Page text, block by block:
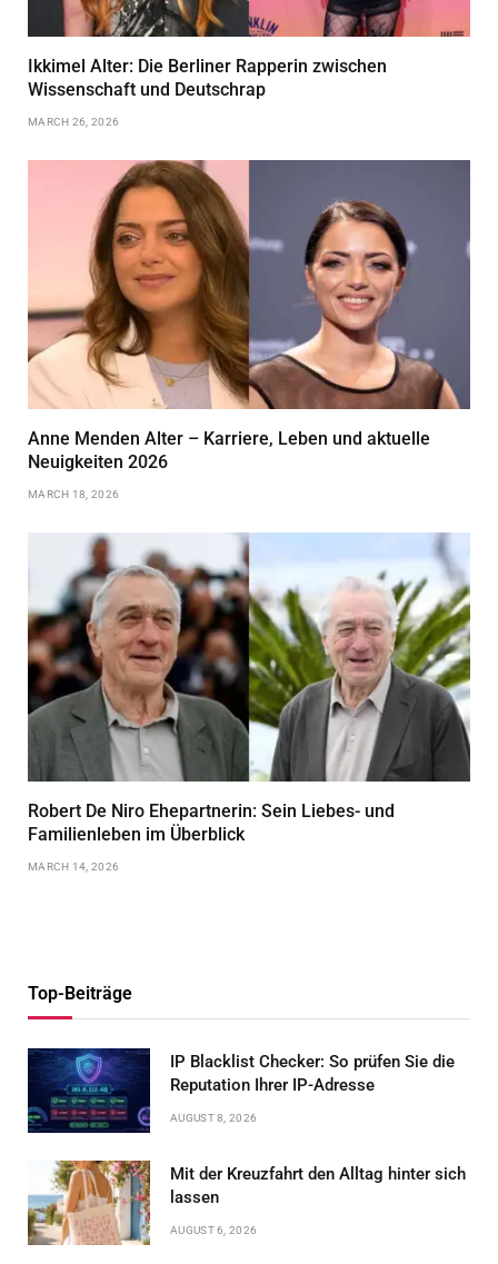
Ikkimel Alter: Die Berliner Rapperin zwischen
Wissenschaft und Deutschrap
MARCH 26, 2026
Anne Menden Alter – Karriere, Leben und aktuelle
Neuigkeiten 2026
MARCH 18, 2026
Robert De Niro Ehepartnerin: Sein Liebes- und
Familienleben im Überblick
MARCH 14, 2026
Top-Beiträge
IP Blacklist Checker: So prüfen Sie die
Reputation Ihrer IP-Adresse
AUGUST 8, 2026
Mit der Kreuzfahrt den Alltag hinter sich
lassen
AUGUST 6, 2026